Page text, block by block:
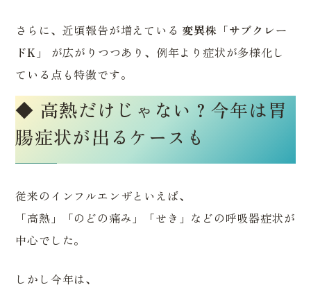
さらに、近頃報告が増えている 変異株「サブクレー
ドK」
が広がりつつあり、例年より症状が多様化し
ている点も特徴です。
◆ 高熱だけじゃない？今年は胃
腸症状が出るケースも
従来のインフルエンザといえば、
「高熱」「のどの痛み」「せき」などの呼吸器症状が
中心でした。
しかし今年は、